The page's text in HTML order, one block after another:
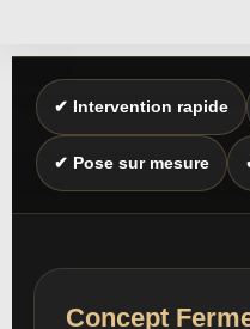
✔ Intervention rapide
✔ Pose sur mesure
Concept